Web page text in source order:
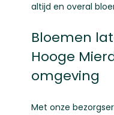
altijd en overal
Bloemen
Hooge
omgeving
Met onze